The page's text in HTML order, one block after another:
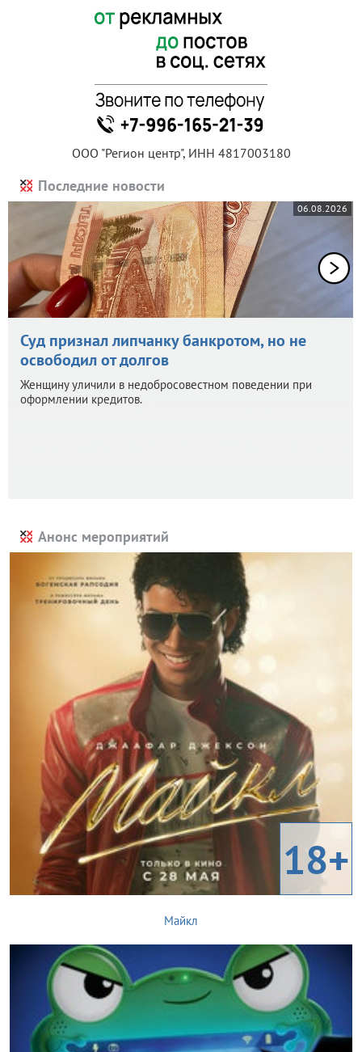
ООО "Регион центр", ИНН 4817003180
Последние новости
06.08.2026
Суд признал липчанку банкротом, но не
освободил от долгов
Женщину уличили в недобросовестном поведении при
оформлении кредитов.
Анонс мероприятий
18+
Майкл